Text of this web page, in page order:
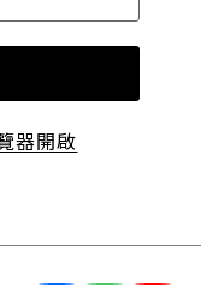
器開啟